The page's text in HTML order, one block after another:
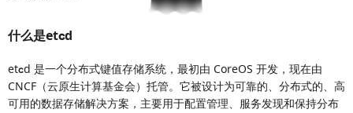
什么是etcd
etcd 是一个分布式键值存储系统，最初由 CoreOS 开发，现在由
CNCF（云原生计算基金会）托管。它被设计为可靠的、分布式的、高
可用的数据存储解决方案，主要用于配置管理、服务发现和保持分布